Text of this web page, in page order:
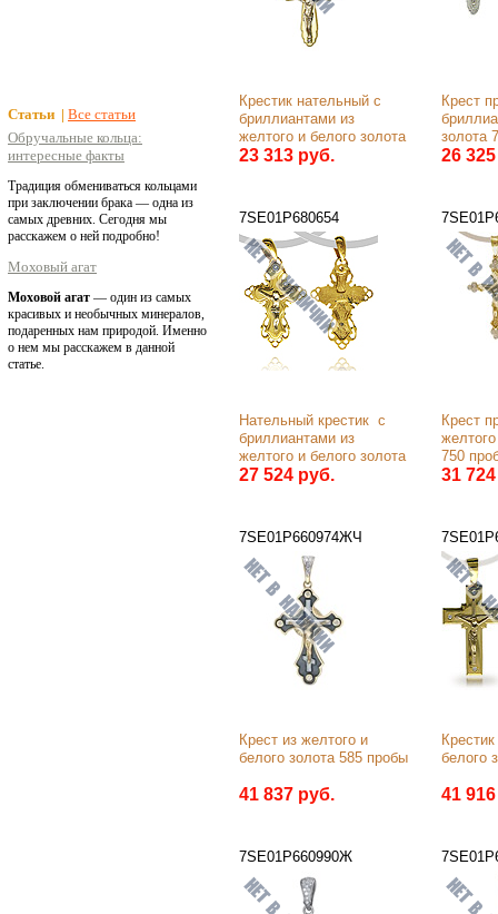
Статьи | Все статьи
Обручальные кольца:
интересные факты
Традиция обмениваться кольцами
при заключении брака — одна из
самых древних. Сегодня мы
расскажем о ней подробно!
Моховый агат
Моховой агат — один из самых
красивых и необычных минералов,
подаренных нам природой. Именно
о нем мы расскажем в данной
статье.
Крестик нательный с
бриллиантами из
желтого и белого золота
750 пробы
23 313 руб.
Крест
золота
26
7SE01Р680654
Нательный крестик  с
бриллиантами из
желтого и белого золота
750 пробы
27 524 руб.
Крест
750
31
7SE01Р660974ЖЧ
Крест из желтого и
белого золота 585 пробы
41 837 руб.
белого
41
7SE01Р660990Ж